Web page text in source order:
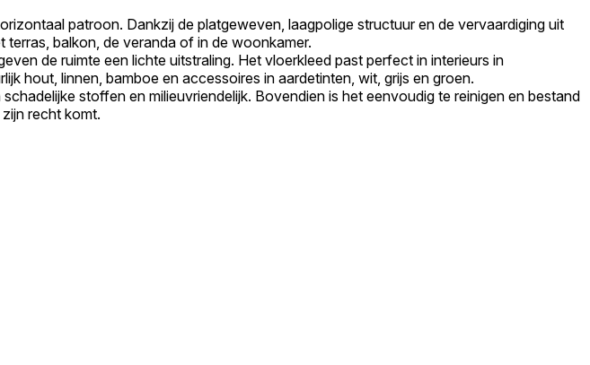
patroon. Dankzij de platgeweven, laagpolige structuur en de vervaardiging uit
balkon, de veranda of in de woonkamer.
de ruimte een lichte uitstraling. Het vloerkleed past perfect in interieurs in
hout, linnen, bamboe en accessoires in aardetinten, wit, grijs en groen.
stoffen en milieuvriendelijk. Bovendien is het eenvoudig te reinigen en bestand
recht komt.